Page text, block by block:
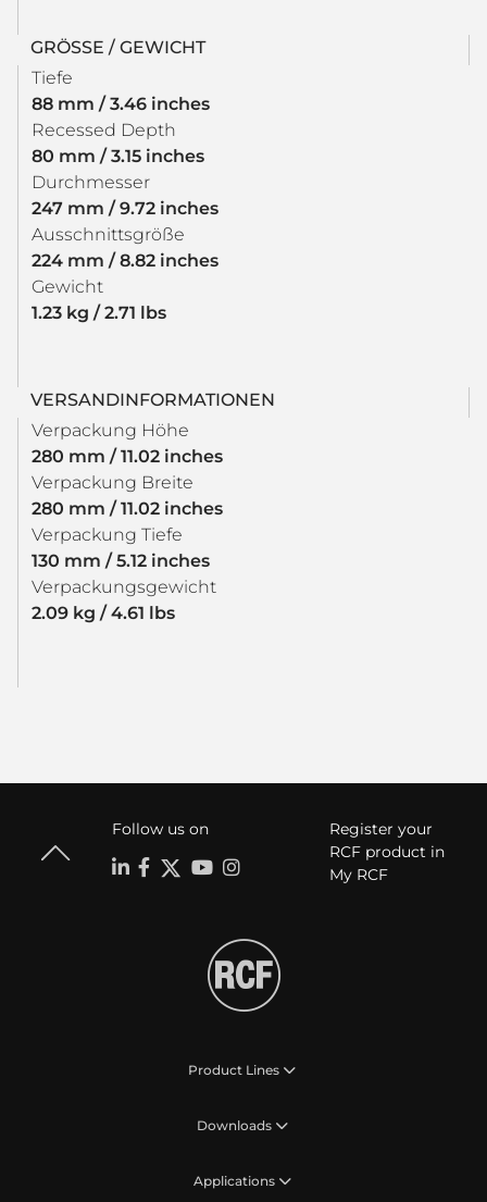
GRÖSSE / GEWICHT
Tiefe
88 mm / 3.46 inches
Recessed Depth
80 mm / 3.15 inches
Durchmesser
247 mm / 9.72 inches
Ausschnittsgröße
224 mm / 8.82 inches
Gewicht
1.23 kg / 2.71 lbs
VERSANDINFORMATIONEN
Verpackung Höhe
280 mm / 11.02 inches
Verpackung Breite
280 mm / 11.02 inches
Verpackung Tiefe
130 mm / 5.12 inches
Verpackungsgewicht
2.09 kg / 4.61 lbs
Follow us on
Register your
RCF product in
My RCF
Product Lines
Downloads
Applications